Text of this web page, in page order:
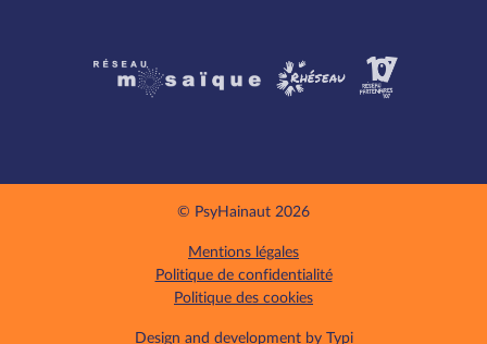
Partenaires
© PsyHainaut 2026
Mentions légales
Politique de confidentialité
Politique des cookies
Design and development by Typi